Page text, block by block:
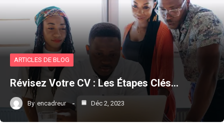
ARTICLES DE BLOG
Révisez Votre CV : Les Étapes Clés…
By encadreur Déc 2, 2023